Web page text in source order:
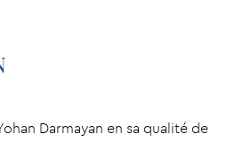
Darmayan en sa qualité de